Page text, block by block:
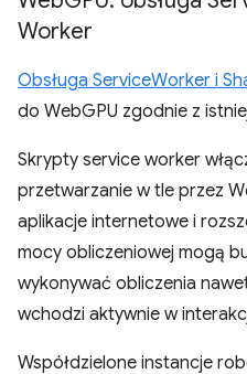
Worker
Obsługa ServiceWorker i
do WebGPU zgodnie z
Skrypty service worker
przetwarzanie w tle przez
aplikacje internetowe i
mocy obliczeniowej mogą
wykonywać obliczenia
wchodzi aktywnie w
Współdzielone instancje